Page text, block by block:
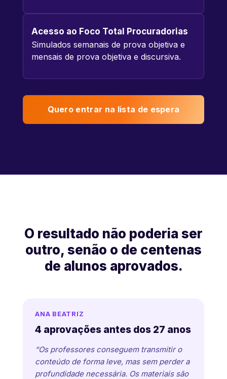
Acesso ao Foco Total Procuradorias
Simulados semanais de prova objetiva e
mensais de prova objetiva e discursiva.
Quero entrar na lista de espera
O resultado não poderia ser
outro, senão o de centenas
de alunos aprovados.
ANA BEATRIZ
4 aprovações antes dos 27 anos
“Os professores conseguem transmitir o
conteúdo de forma leve, mas sem perder a
profundidade necessária. Os materiais são